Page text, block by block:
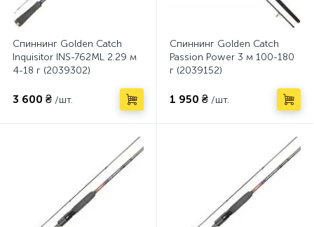
Спиннинг Golden Catch
Inquisitor INS-762ML 2.29 м
4-18 г (2039302)
3 600 ₴ /шт.
Спиннинг Golden Catch
Passion Power 3 м 100-180
г (2039152)
1 950 ₴ /шт.